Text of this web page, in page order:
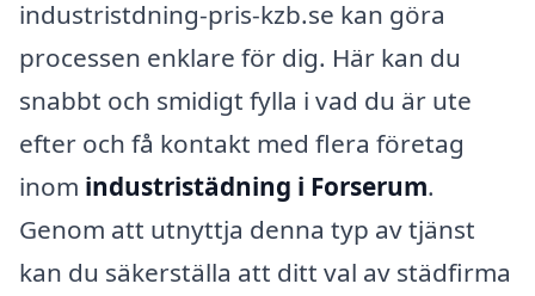
industristdning-pris-kzb.se kan göra
processen enklare för dig. Här kan du
snabbt och smidigt fylla i vad du är ute
efter och få kontakt med flera företag
inom industristädning i Forserum.
Genom att utnyttja denna typ av tjänst
kan du säkerställa att ditt val av städfirma